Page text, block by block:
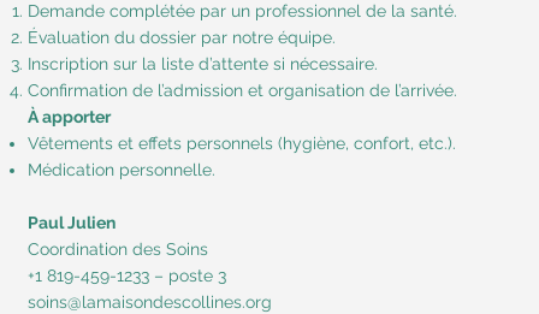
Demande complétée par un professionnel de la santé.
Évaluation du dossier par notre équipe.
Inscription sur la liste d’attente si nécessaire.
Confirmation de l’admission et organisation de l’arrivée.
À apporter
Vêtements et effets personnels (hygiène, confort, etc.).
Médication personnelle.
Paul Julien
Coordination des Soins
+1 819-459-1233 – poste 3
soins@lamaisondescollines.org